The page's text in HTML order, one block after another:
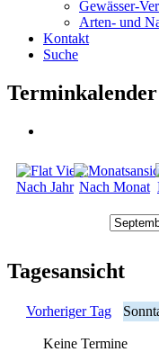
Gewässer-
Arten- und
Kontakt
Suche
Terminkalender
Nach Jahr Nach Monat
Tagesansicht
Vorheriger Tag
Keine Termine